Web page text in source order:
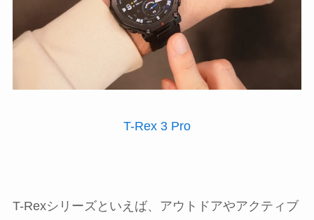
T-Rex 3 Pro
T-Rexシリーズといえば、アウトドアやアクティブ